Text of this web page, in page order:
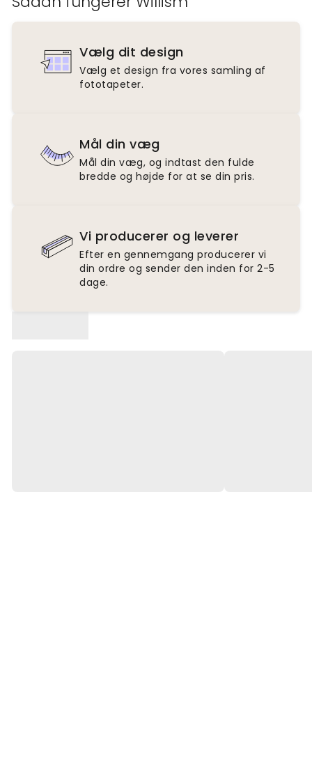
Vælg dit design
Vælg et design fra vores samling af
fototapeter.
Mål din væg
Mål din væg, og indtast den fulde
bredde og højde for at se din pris.
Vi producerer og leverer
Efter en gennemgang producerer vi
din ordre og sender den inden for 2-5
dage.